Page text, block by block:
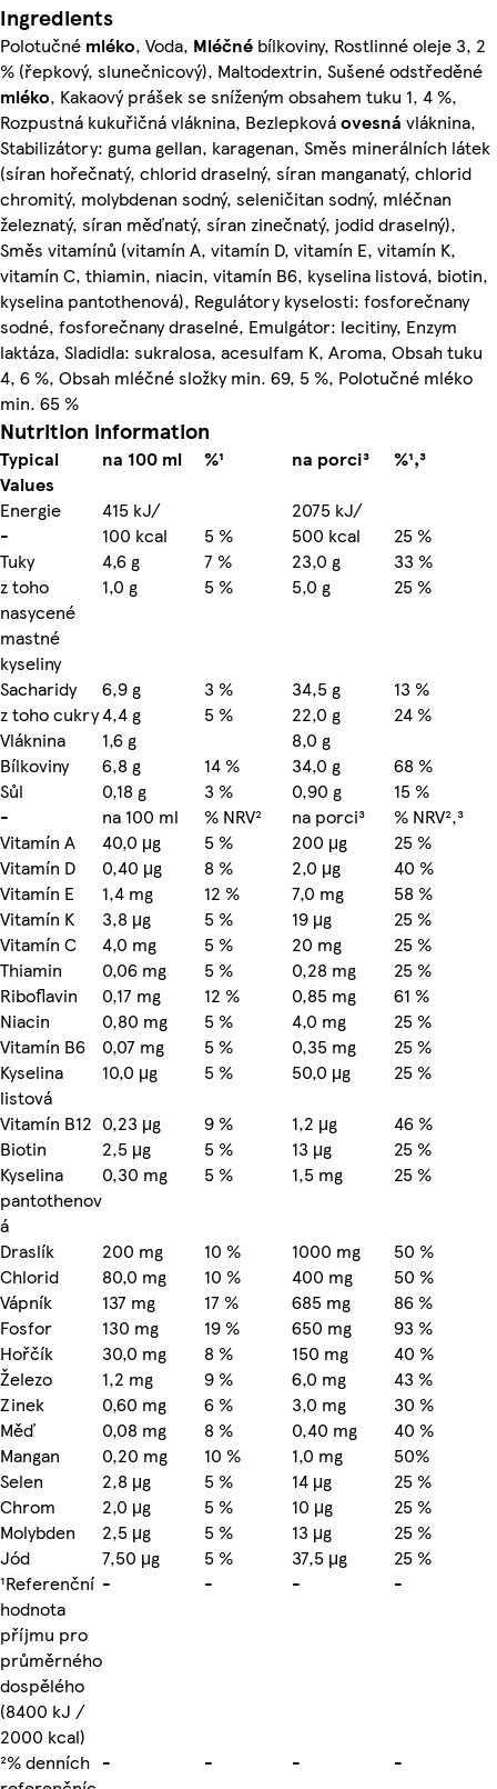
Ingredients
Polotučné mléko, Voda, Mléčné bílkoviny, Rostlinné oleje 3, 2
% (řepkový, slunečnicový), Maltodextrin, Sušené odstředěné
mléko, Kakaový prášek se sníženým obsahem tuku 1, 4 %,
Rozpustná kukuřičná vláknina, Bezlepkováovesná vláknina,
Stabilizátory: guma gellan, karagenan, Směs minerálních látek
(síran hořečnatý, chlorid draselný, síran manganatý, chlorid
chromitý, molybdenan sodný, seleničitan sodný, mléčnan
železnatý, síran měďnatý, síran zinečnatý, jodid draselný),
Směs vitamínů (vitamín A, vitamín D, vitamín E, vitamín K,
vitamín C, thiamin, niacin, vitamín B6, kyselina listová, biotin,
kyselina pantothenová), Regulátory kyselosti: fosforečnany
sodné, fosforečnany draselné, Emulgátor: lecitiny, Enzym
laktáza, Sladidla: sukralosa, acesulfam K, Aroma, Obsah tuku
4, 6 %, Obsah mléčné složky min. 69, 5 %, Polotučné mléko
min. 65 %
Nutrition information
Typical
Values
na 100 ml %¹ na porci³
%¹,³
Energie
415 kJ/
2075 kJ/
-
100 kcal 5 % 500 kcal
25 %
Tuky
4,6 g 7 % 23,0 g
33 %
z toho
nasycené
mastné
kyseliny
1,0 g 5 % 5,0 g 25 %
Sacharidy 6,9 g 3 % 34,5 g
13 %
z toho cukry4,4 g 5 % 22,0 g
24 %
Vláknina
1,6 g
8,0 g
Bílkoviny
6,8 g 14 % 34,0 g
68 %
Sůl
0,18 g 3 % 0,90 g
15 %
-
na 100 ml % NRV² na porci³
% NRV²,³
Vitamín A
40,0 μg 5 % 200 μg
25 %
Vitamín D
0,40 μg 8 % 2,0 μg
40 %
Vitamín E
1,4 mg 12 % 7,0 mg
58 %
Vitamín K
3,8 μg 5 % 19 μg
25 %
Vitamín C
4,0 mg 5 % 20 mg
25 %
Thiamin
0,06 mg 5 % 0,28 mg
25 %
Riboflavin
0,17 mg 12 % 0,85 mg
61 %
Niacin
0,80 mg 5 % 4,0 mg
25 %
Vitamín B6
0,07 mg 5 % 0,35 mg
25 %
Kyselina
listová
10,0 μg 5 % 50,0 μg
25 %
Vitamín B12 0,23 μg 9 % 1,2 μg
46 %
Biotin
2,5 μg 5 % 13 μg
25 %
Kyselina
pantothenov
á
0,30 mg 5 % 1,5 mg 25 %
Draslík 200 mg 10 % 1000 mg
50 %
Chlorid
80,0 mg 10 % 400 mg
50 %
Vápník
137 mg 17 % 685 mg
86 %
Fosfor
130 mg 19 % 650 mg
93 %
Hořčík
30,0 mg 8 % 150 mg
40 %
Železo
1,2 mg 9 % 6,0 mg
43 %
Zinek
0,60 mg 6 % 3,0 mg
30 %
Měď
0,08 mg 8 % 0,40 mg
40 %
Mangan
0,20 mg 10 % 1,0 mg
50%
Selen
2,8 μg 5 % 14 μg
25 %
Chrom
2,0 μg 5 % 10 μg
25 %
Molybden
2,5 μg 5 % 13 μg
25 %
Jód
7,50 μg 5 % 37,5 μg
25 %
¹Referenční
hodnota
příjmu pro
průměrného
dospělého
(8400 kJ /
2000 kcal)
- - - -
²% denních - - - -